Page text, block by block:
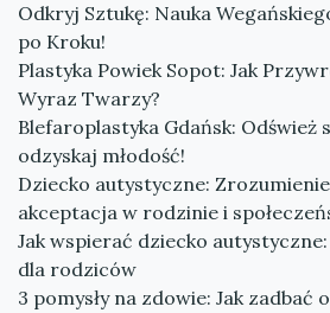
Odkryj Sztukę: Nauka
po Kroku!
Plastyka Powiek Sopot: Jak
Wyraz Twarzy?
Blefaroplastyka Gdańsk: Odśwież
odzyskaj młodość!
Dziecko autystyczne:
akceptacja w rodzinie i
Jak wspierać dziecko
dla rodziców
3 pomysły na zdowie: Jak zadbać